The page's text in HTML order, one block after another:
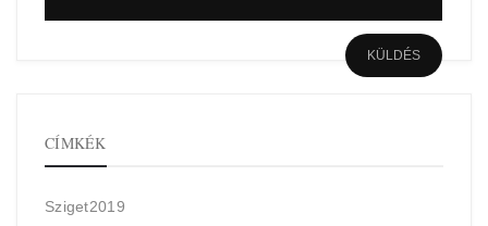
CÍMKÉK
Sziget2019